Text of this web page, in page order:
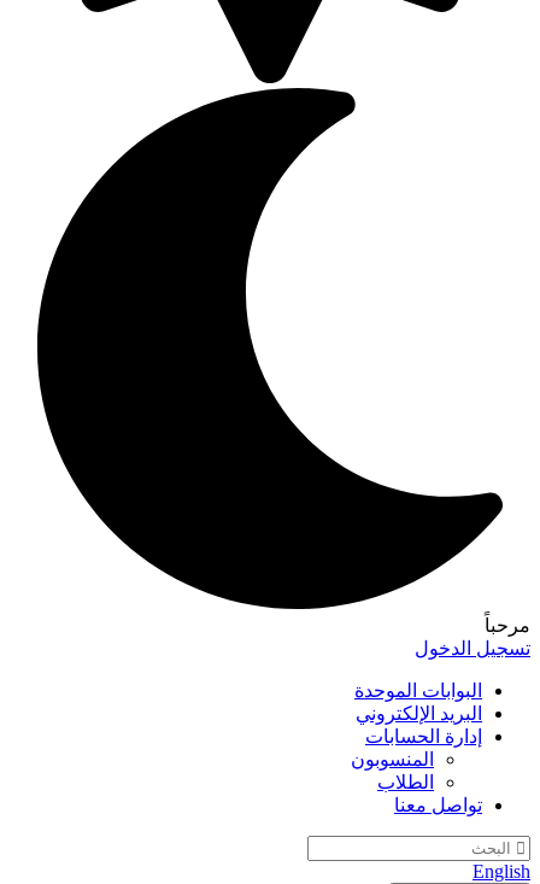
مرحباً
تسجيل الدخول
البوابات الموحدة
البريد الإلكتروني
إدارة الحسابات
المنسوبون
الطلاب
تواصل معنا
English